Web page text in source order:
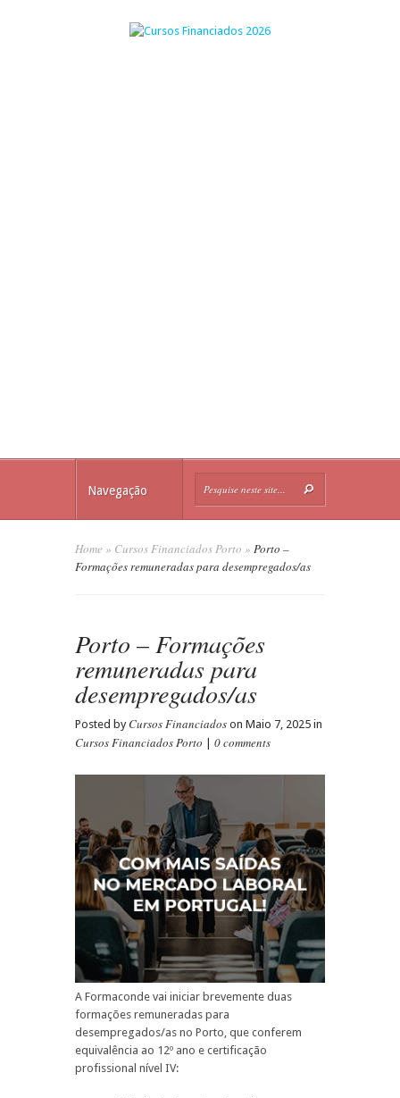
Navegação
Home » Cursos Financiados Porto » Porto –
Formações remuneradas para desempregados/as
Porto – Formações
remuneradas para
desempregados/as
Posted by Cursos Financiados on Maio 7, 2025 in
Cursos Financiados Porto 0 comments
A Formaconde vai iniciar brevemente duas
formações remuneradas para
desempregados/as no Porto, que conferem
equivalência ao 12º ano e certificação
profissional nível IV: